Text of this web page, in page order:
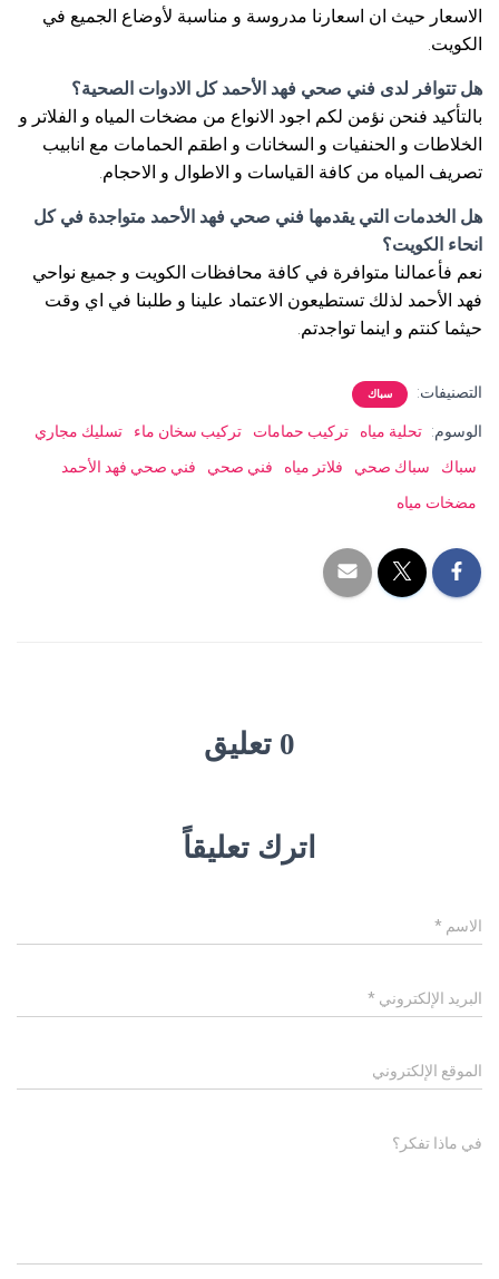
الاسعار حيث ان اسعارنا مدروسة و مناسبة لأوضاع الجميع في
الكويت.
هل تتوافر لدى فني صحي فهد الأحمد كل الادوات الصحية؟
بالتأكيد فنحن نؤمن لكم اجود الانواع من مضخات المياه و الفلاتر و
الخلاطات و الحنفيات و السخانات و اطقم الحمامات مع انابيب
تصريف المياه من كافة القياسات و الاطوال و الاحجام.
هل الخدمات التي يقدمها فني صحي فهد الأحمد متواجدة في كل
انحاء الكويت؟
نعم فأعمالنا متوافرة في كافة محافظات الكويت و جميع نواحي
فهد الأحمد لذلك تستطيعون الاعتماد علينا و طلبنا في اي وقت
حيثما كنتم و اينما تواجدتم.
التصنيفات: سباك
الوسوم: تحلية مياه تركيب حمامات تركيب سخان ماء
تسليك مجاري
سباك
سباك صحي فلاتر مياه فني صحي
فني صحي فهد الأحمد
مضخات مياه
0 تعليق
اترك تعليقاً
الاسم *
البريد الإلكتروني *
الموقع الإلكتروني
في ماذا تفكر؟